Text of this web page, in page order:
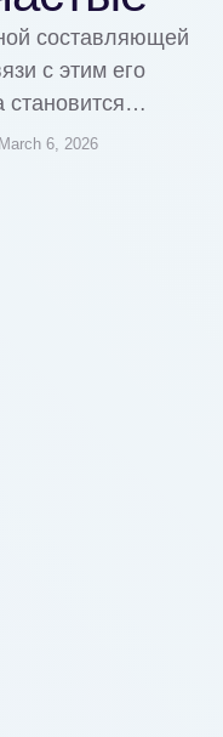
составляющей
с этим его
становится
которую нужно
связи с тем что
March 6, 2026